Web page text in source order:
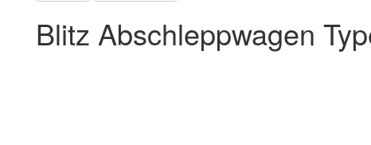
Blitz Abschleppwagen